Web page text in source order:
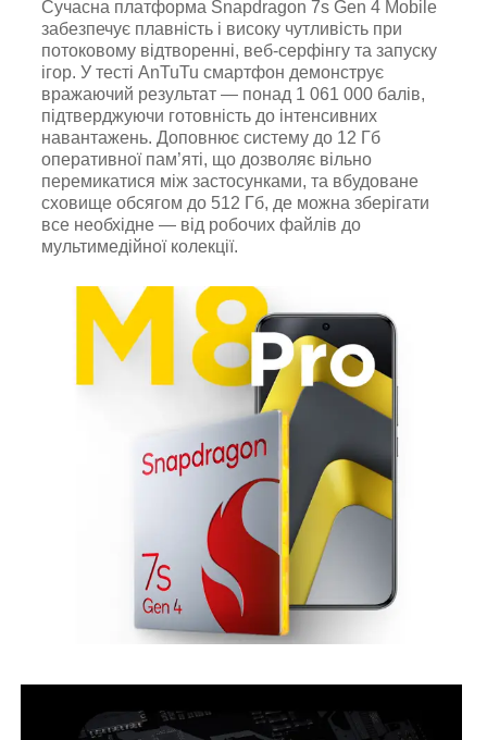
Сучасна платформа Snapdragon 7s Gen 4 Mobile
забезпечує плавність і високу чутливість при
потоковому відтворенні, веб-серфінгу та запуску
ігор. У тесті AnTuTu смартфон демонструє
вражаючий результат — понад 1 061 000 балів,
підтверджуючи готовність до інтенсивних
навантажень. Доповнює систему до 12 Гб
оперативної пам’яті, що дозволяє вільно
перемикатися між застосунками, та вбудоване
сховище обсягом до 512 Гб, де можна зберігати
все необхідне — від робочих файлів до
мультимедійної колекції.